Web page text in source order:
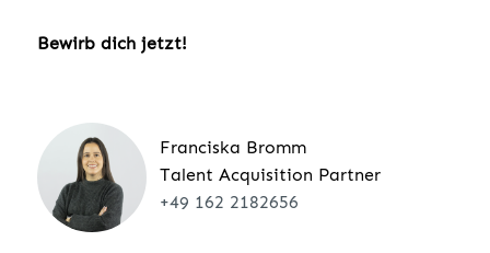
Bewirb dich jetzt!
Franciska Bromm
Talent Acquisition Partner
+49 162 2182656